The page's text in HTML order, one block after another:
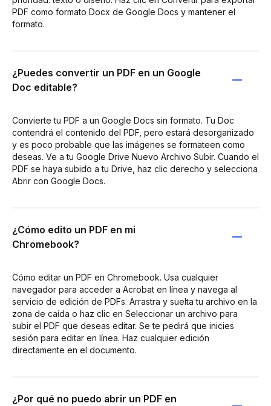
PDF como formato Docx de Google Docs y mantener el
formato.
¿Puedes convertir un PDF en un Google
Doc editable?
Convierte tu PDF a un Google Docs sin formato. Tu Doc
contendrá el contenido del PDF, pero estará desorganizado
y es poco probable que las imágenes se formateen como
deseas. Ve a tu Google Drive Nuevo Archivo Subir. Cuando el
PDF se haya subido a tu Drive, haz clic derecho y selecciona
Abrir con Google Docs.
¿Cómo edito un PDF en mi
Chromebook?
Cómo editar un PDF en Chromebook. Usa cualquier
navegador para acceder a Acrobat en línea y navega al
servicio de edición de PDFs. Arrastra y suelta tu archivo en la
zona de caída o haz clic en Seleccionar un archivo para
subir el PDF que deseas editar. Se te pedirá que inicies
sesión para editar en línea. Haz cualquier edición
directamente en el documento.
¿Por qué no puedo abrir un PDF en